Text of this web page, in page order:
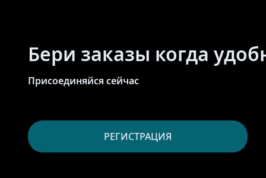
Бери заказы когда
Присоединяйся сейчас
РЕГИСТРАЦИЯ